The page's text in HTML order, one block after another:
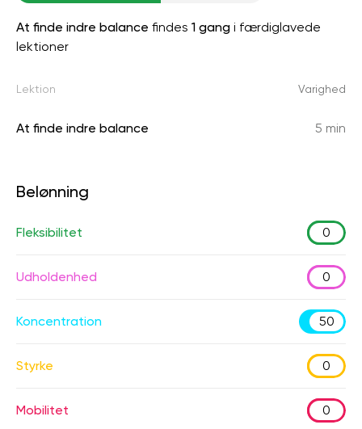
At finde indre balance findes 1 gang i færdiglavede
lektioner
Lektion Varighed
At finde indre balance 5 min
Belønning
Fleksibilitet 0
Udholdenhed 0
Koncentration 50
Styrke 0
Mobilitet 0